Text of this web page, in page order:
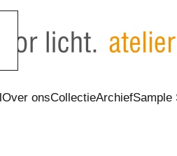
Over onsCollectieArchiefSample